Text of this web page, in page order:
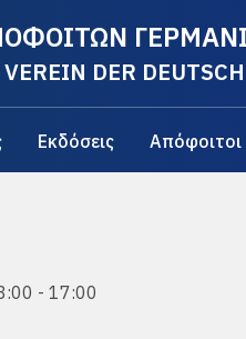
DER
Εκδόσεις Απόφοιτοι
- 17:00